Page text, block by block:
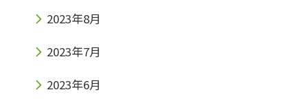
2023年8月
2023年7月
2023年6月